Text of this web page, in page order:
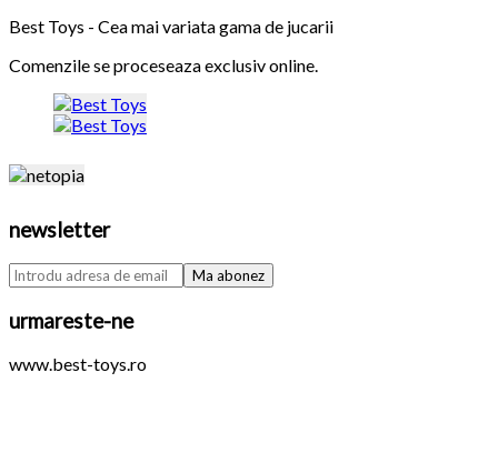
Best Toys - Cea mai variata gama de jucarii
Comenzile se proceseaza exclusiv online.
newsletter
urmareste-ne
www.best-toys.ro